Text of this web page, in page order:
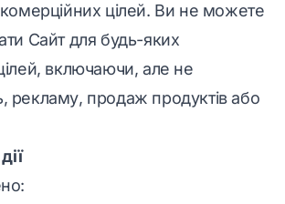
цілей. Ви не можете
Сайт для будь-яких
включаючи, але не
продаж продуктів або